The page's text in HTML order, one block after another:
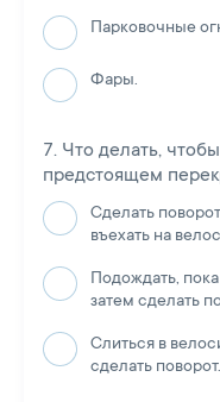
Парковочные
Фары.
Что делать,
предстоящем
Сделать
въехать на
Подождать,
затем сделать
Слиться в
сделать поворот.